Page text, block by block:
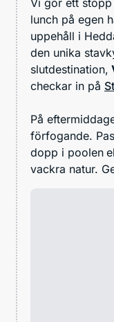
Vi gör ett
lunch på egen
uppehåll i
den unika
slutdestination,
checkar in på
På
förfogande.
dopp i poolen
vackra natur.